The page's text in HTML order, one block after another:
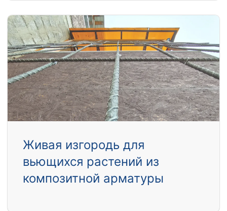
Живая изгородь для
вьющихся растений из
композитной арматуры